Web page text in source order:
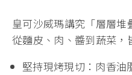
皇可沙威瑪講究「層層堆
從麵皮、肉、醬到蔬菜，
堅持現烤現切：肉香油